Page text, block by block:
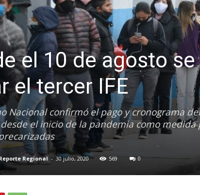
el 10 de agosto
el tercer IFE
Nacional confirmó el pago y cronograma
el inicio de la pandemia como
Regional - 30 julio, 2020 569 0